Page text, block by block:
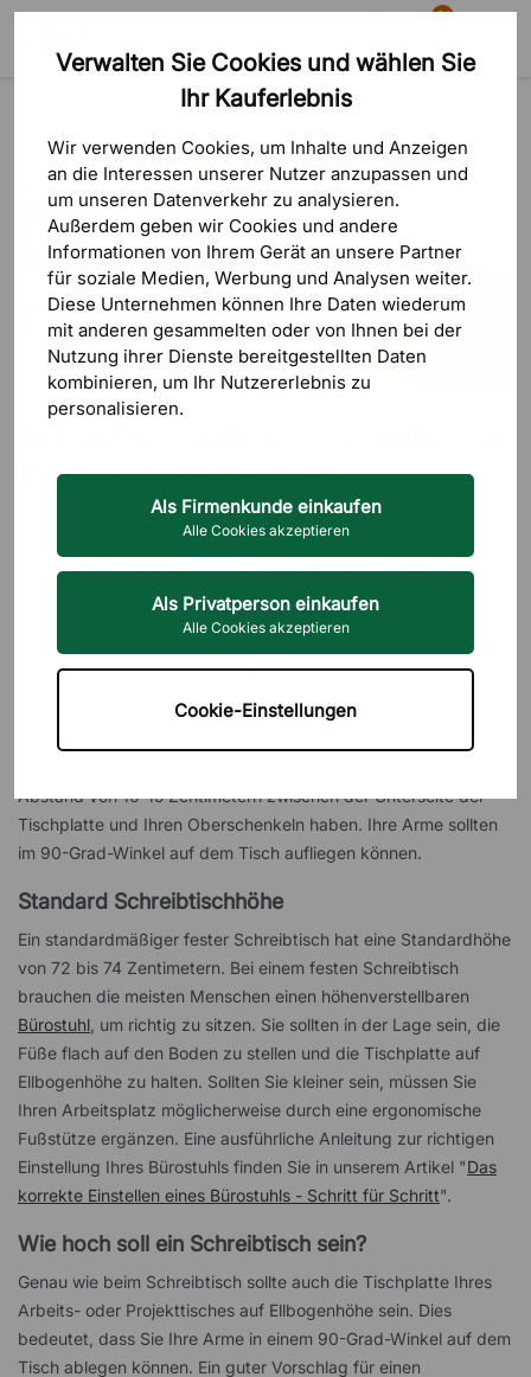
Verwalten Sie Cookies und wählen Sie
Ihr Kauferlebnis
Wir verwenden Cookies, um Inhalte und Anzeigen
an die Interessen unserer Nutzer anzupassen und
um unseren Datenverkehr zu analysieren.
Außerdem geben wir Cookies und andere
Informationen von Ihrem Gerät an unsere Partner
für soziale Medien, Werbung und Analysen weiter.
Diese Unternehmen können Ihre Daten wiederum
mit anderen gesammelten oder von Ihnen bei der
Nutzung ihrer Dienste bereitgestellten Daten
kombinieren, um Ihr Nutzererlebnis zu
personalisieren.
Als Firmenkunde einkaufen
Alle Cookies akzeptieren
Als Privatperson einkaufen
Alle Cookies akzeptieren
Cookie-Einstellungen
Suche
81
Warenkorb
Ihren Schreibtisch ein
Die richtige Höhe für Ihren Schreibtisch zu finden, ist nicht
einfach. Alles hängt davon ab, ob Sie bei der Arbeit lieber
sitzen oder stehen. Der Vorteil eines höhenverstellbaren
Schreibtisches ist, dass Sie den Tisch unabhängig von Ihrer
Arbeitsposition immer auf die optimale Arbeitshöhe einstellen
Abstand von 10-15 Zentimetern zwischen der Unterseite der
Tischplatte und Ihren Oberschenkeln haben. Ihre Arme sollten
im 90-Grad-Winkel auf dem Tisch aufliegen können.
Standard Schreibtischhöhe
Ein standardmäßiger fester Schreibtisch hat eine Standardhöhe
von 72 bis 74 Zentimetern. Bei einem festen Schreibtisch
brauchen die meisten Menschen einen höhenverstellbaren
Bürostuhl , um richtig zu sitzen. Sie sollten in der Lage sein, die
Füße flach auf den Boden zu stellen und die Tischplatte auf
Ellbogenhöhe zu halten. Sollten Sie kleiner sein, müssen Sie
Ihren Arbeitsplatz möglicherweise durch eine ergonomische
Fußstütze ergänzen. Eine ausführliche Anleitung zur richtigen
Einstellung Ihres Bürostuhls finden Sie in unserem Artikel "Das
korrekte Einstellen eines Bürostuhls - Schritt für Schritt".
Wie hoch soll ein Schreibtisch sein?
Genau wie beim Schreibtisch sollte auch die Tischplatte Ihres
Arbeits- oder Projekttisches auf Ellbogenhöhe sein. Dies
bedeutet, dass Sie Ihre Arme in einem 90-Grad-Winkel auf dem
Tisch ablegen können. Ein guter Vorschlag für einen